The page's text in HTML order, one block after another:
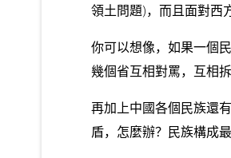
領土問題)，而且面對西
你可以想像，如果一個
幾個省互相對罵，互相
再加上中國各個民族還
盾，怎麼辦？民族構成